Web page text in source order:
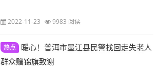
2022-11-23 9983 阅读
热点
暖心！普洱市墨江县民警找回走失老人
群众赠锦旗致谢